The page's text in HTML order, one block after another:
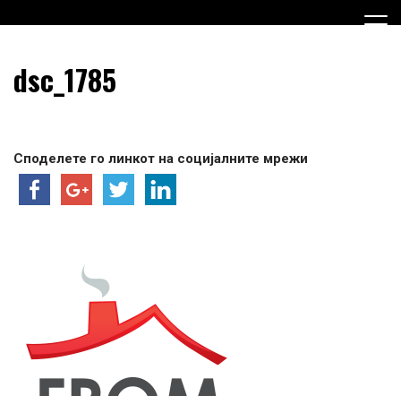
to
Граѓанска Опција за
Македонија
dsc_1785
Споделете го линкот на социјалните мрежи